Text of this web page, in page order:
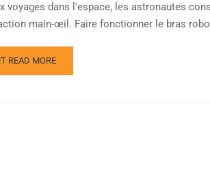
voyages dans l'espace, les astronautes
main-œil. Faire fonctionner le bras
READ MORE